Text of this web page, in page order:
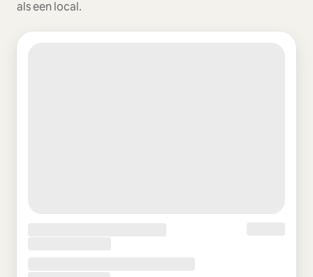
als een local.